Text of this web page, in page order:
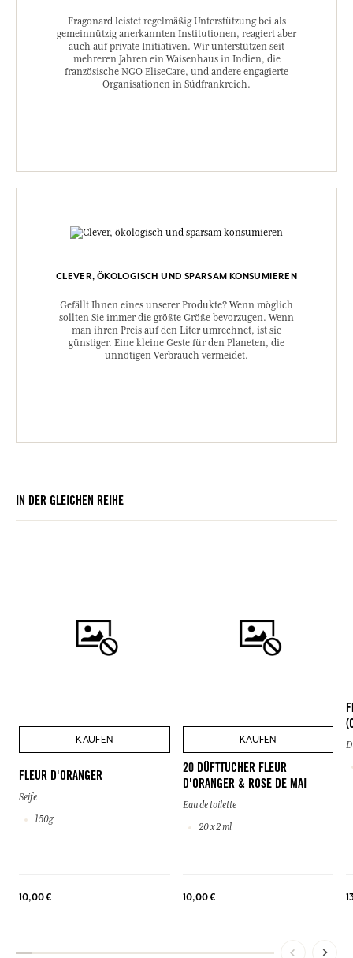
Fragonard leistet regelmäßig Unterstützung bei als
gemeinnützig anerkannten Institutionen, reagiert aber
auch auf private Initiativen. Wir unterstützen seit
mehreren Jahren ein Waisenhaus in Indien, die
französische NGO EliseCare, und andere engagierte
Organisationen in Südfrankreich.
CLEVER, ÖKOLOGISCH UND SPARSAM KONSUMIEREN
Gefällt Ihnen eines unserer Produkte? Wenn möglich
sollten Sie immer die größte Größe bevorzugen. Wenn
man ihren Preis auf den Liter umrechnet, ist sie
günstiger. Eine kleine Geste für den Planeten, die
unnötigen Verbrauch vermeidet.
IN DER GLEICHEN REIHE
KAUFEN
FLEUR D'ORANGER
Seife
150g
10,00 €
KAUFEN
20 DÜFTTUCHER FLEUR
D'ORANGER & ROSE DE MAI
Eau de toilette
20 x 2 ml
10,00 €